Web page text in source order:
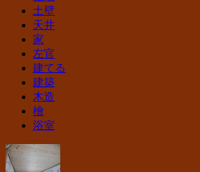
土壁
天井
家
左官
建てる
建築
木造
檜
浴室